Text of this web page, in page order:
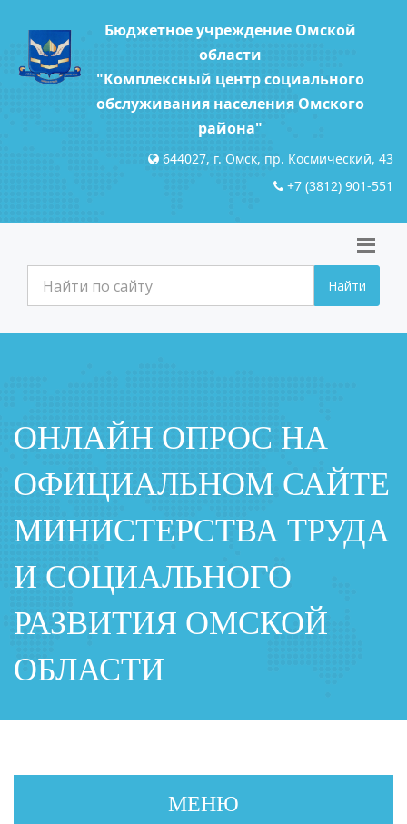
Бюджетное учреждение Омской
области
"Комплексный центр социального
обслуживания населения Омского
района"
644027, г. Омск, пр. Космический, 43
+7 (3812) 901-551
Найти
ОНЛАЙН ОПРОС НА
ОФИЦИАЛЬНОМ САЙТЕ
МИНИСТЕРСТВА ТРУДА
И СОЦИАЛЬНОГО
РАЗВИТИЯ ОМСКОЙ
ОБЛАСТИ
МЕНЮ